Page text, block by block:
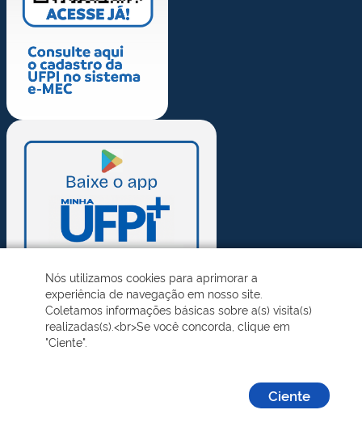
Nós utilizamos cookies para aprimorar a
experiência de navegação em nosso site.
Coletamos informações básicas sobre a(s) visita(s)
realizadas(s).<br>Se você concorda, clique em
"Ciente".
Ciente